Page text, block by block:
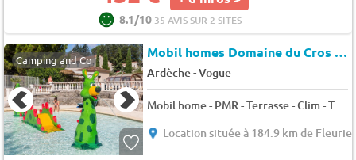
8.1/10 35 AVIS SUR 2 SITES
Camping and Co Mobil homes Domaine du Cros d'Auzon
Ardèche-Vogüe
Location située à 184.9 km de Fleurie